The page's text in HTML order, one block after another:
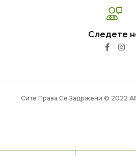
Следете
Сите Права Се Задржени © 2022